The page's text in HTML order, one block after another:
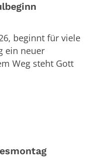
beginnt für viele
ein neuer
Weg steht Gott